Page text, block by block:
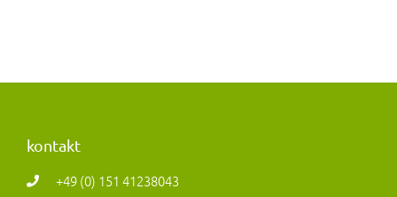
kontakt
+49 (0) 151 41238043